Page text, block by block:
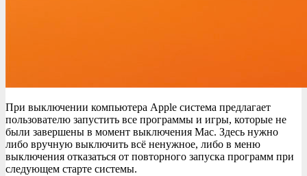
При выключении компьютера Apple система предлагает
пользователю запустить все программы и игры, которые не
были завершены в момент выключения Mac. Здесь нужно
либо вручную выключить всё ненужное, либо в меню
выключения отказаться от повторного запуска программ при
следующем старте системы.